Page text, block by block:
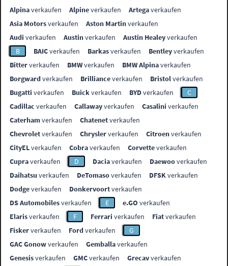
Alpinaverkaufen Alpineverkaufen Artegaverkaufen
Asia Motorsverkaufen Aston Martinverkaufen
Audi verkaufen Austinverkaufen Austin Healeyverkaufen
B
BAICverkaufen Barkasverkaufen Bentleyverkaufen
Bitterverkaufen BMWverkaufen BMW Alpinaverkaufen
Borgwardverkaufen Brillianceverkaufen Bristolverkaufen
Bugatti verkaufen Buickverkaufen BYDverkaufen
C
Cadillac verkaufen Callawayverkaufen Casalini verkaufen
Caterhamverkaufen Chatenetverkaufen
Chevroletverkaufen Chryslerverkaufen Citroenverkaufen
CityELverkaufen Cobraverkaufen Corvetteverkaufen
Cupraverkaufen D Daciaverkaufen Daewooverkaufen
Daihatsu verkaufen DeTomasoverkaufen DFSKverkaufen
Dodgeverkaufen Donkervoortverkaufen
DS Automobilesverkaufen E e.GO verkaufen
Elarisverkaufen F Ferrari verkaufen Fiatverkaufen
Fiskerverkaufen Fordverkaufen
G
GAC Gonowverkaufen Gemballaverkaufen
Genesisverkaufen GMCverkaufen Grecavverkaufen